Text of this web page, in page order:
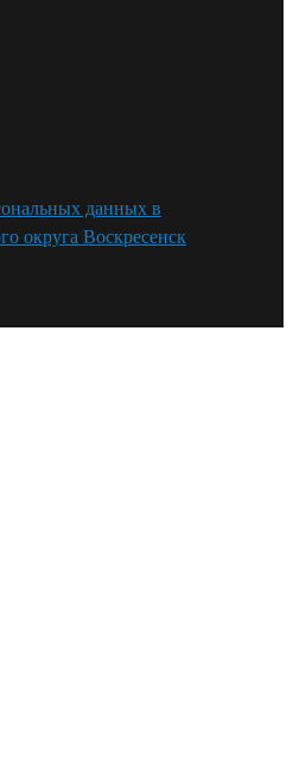
данных в
округа Воскресенск